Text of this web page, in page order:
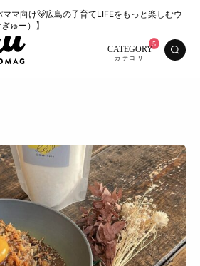
マ向け🐻広島の子育てLIFEをもっと楽しむウ
ゅー）】
CATEGORY
くらし
お知らせ